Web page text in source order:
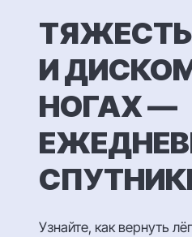
И
НОГАХ —
Узнайте, как вернуть